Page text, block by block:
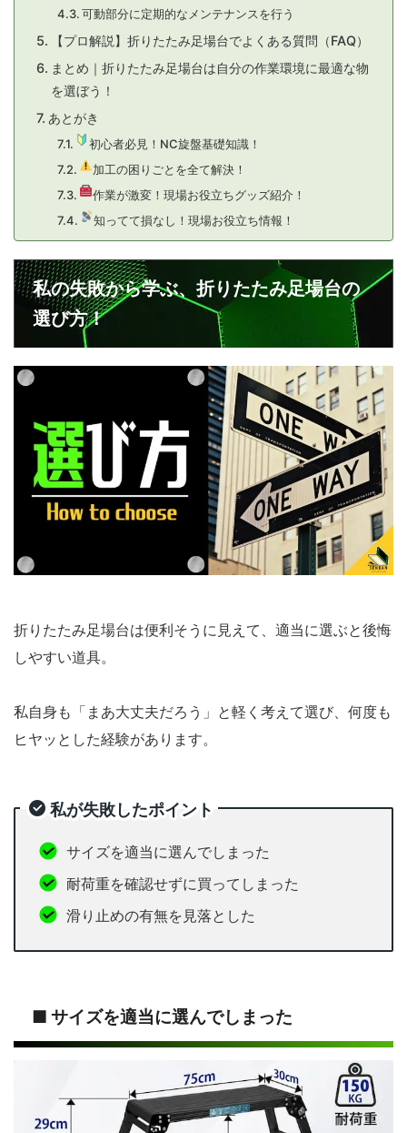
可動部分に定期的なメンテナンスを行う
【プロ解説】折りたたみ足場台でよくある質問（FAQ）
まとめ｜折りたたみ足場台は自分の作業環境に最適な物
を選ぼう！
あとがき
初心者必見！NC旋盤基礎知識！
加工の困りごとを全て解決！
作業が激変！現場お役立ちグッズ紹介！
知ってて損なし！現場お役立ち情報！
私の失敗から学ぶ、折りたたみ足場台の
選び方！
折りたたみ足場台は便利そうに見えて、適当に選ぶと後悔
しやすい道具。
私自身も「まあ大丈夫だろう」と軽く考えて選び、何度も
ヒヤッとした経験があります。
私が失敗したポイント
サイズを適当に選んでしまった
耐荷重を確認せずに買ってしまった
滑り止めの有無を見落とした
■ サイズを適当に選んでしまった